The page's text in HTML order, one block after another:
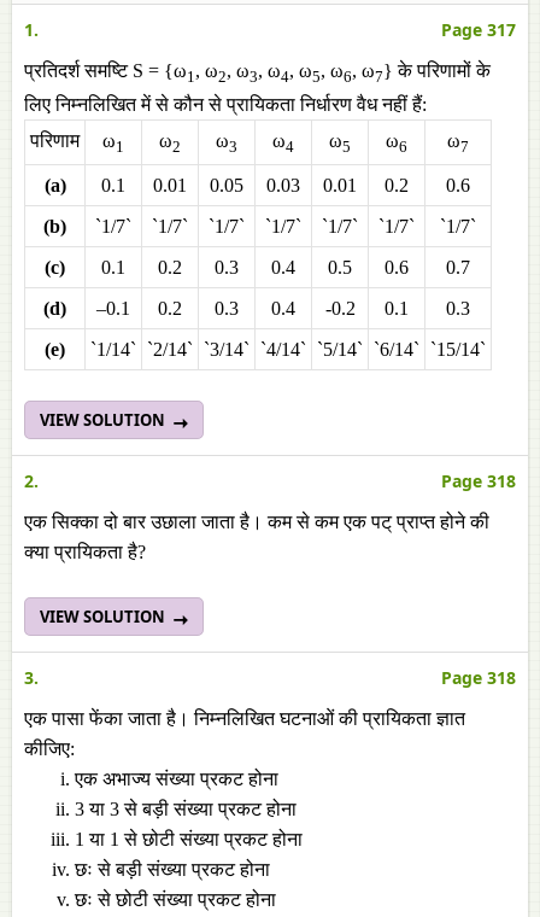
1. Page 317
प्रतिदर्श समष्टि S = {ω1, ω2, ω3, ω4, ω5, ω6, ω7} के परिणामों के
लिए निम्नलिखित में से कौन से प्रायिकता निर्धारण वैध नहीं हैं:
परिणाम
ω1 ω2 ω3 ω4 ω5 ω6 ω7
(a) 0.1 0.01 0.05 0.03 0.01 0.2
0.6
(b)
`1/7` `1/7` `1/7` `1/7` `1/7` `1/7`
`1/7`
(c)
0.1 0.2 0.3 0.4 0.5 0.6
0.7
(d)
–0.1 0.2 0.3 0.4 -0.2 0.1
0.3
(e)
`1/14` `2/14` `3/14` `4/14` `5/14` `6/14` `15/14`
VIEW SOLUTION
2. Page 318
एक सिक्का दो बार उछाला जाता है। कम से कम एक पट् प्राप्त होने की
क्या प्रायिकता है?
VIEW SOLUTION
3. Page 318
एक पासा फेंका जाता है। निम्नलिखित घटनाओं की प्रायिकता ज्ञात
कीजिए:
एक अभाज्य संख्या प्रकट होना
3 या 3 से बड़ी संख्या प्रकट होना
1 या 1 से छोटी संख्या प्रकट होना
छः से बड़ी संख्या प्रकट होना
छः से छोटी संख्या प्रकट होना